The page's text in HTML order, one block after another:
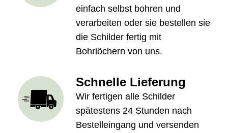
einfach selbst bohren und
verarbeiten oder sie bestellen sie
die Schilder fertig mit
Bohrlöchern von uns.
Schnelle Lieferung
Wir fertigen alle Schilder
spätestens 24 Stunden nach
Bestelleingang und versenden